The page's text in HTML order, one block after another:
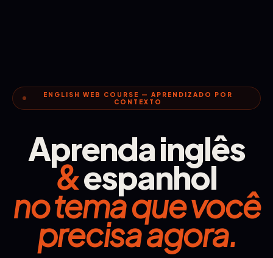
ENGLISH WEB COURSE — APRENDIZADO POR
CONTEXTO
Aprenda inglês
&espanhol
no tema que você
precisa agora.